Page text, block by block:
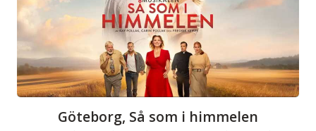
Göteborg, Så som i himmelen